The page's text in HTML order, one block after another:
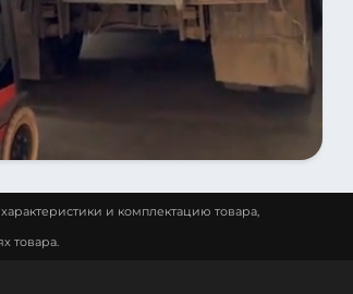
и комплектацию товара,
товара.